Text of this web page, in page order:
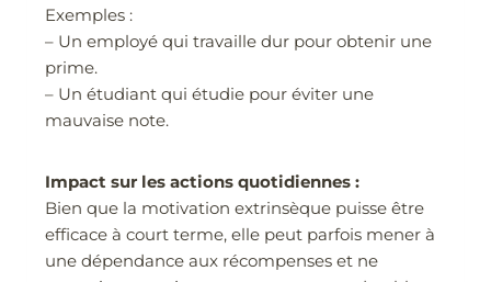
Exemples :
– Un employé qui travaille dur pour obtenir une
prime.
– Un étudiant qui étudie pour éviter une
mauvaise note.
Impact sur les actions quotidiennes :
Bien que la motivation extrinsèque puisse être
efficace à court terme, elle peut parfois mener à
une dépendance aux récompenses et ne